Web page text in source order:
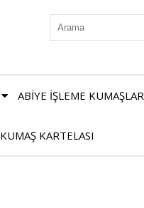
ABİYE İŞLEME KUMAŞLAR
KUMAŞ KARTELASI